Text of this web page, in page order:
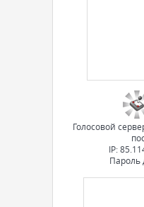
Голосовой
IP:
Пароль